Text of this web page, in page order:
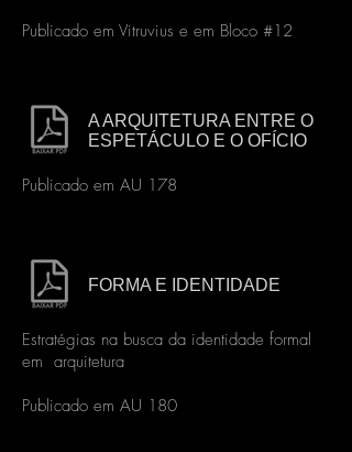
Publicado em Vitruvius e em Bloco #12
A ARQUITETURA ENTRE O
ESPETÁCULO E O OFÍCIO
Publicado em AU 178
FORMA E IDENTIDADE
Estratégias na busca da identidade formal
em arquitetura
Publicado em AU 180